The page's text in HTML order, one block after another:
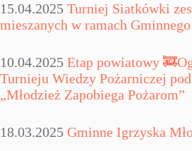
15.04.2025 Turniej Siatkówki
mieszanych w ramach
10.04.2025 Etap powiatowy
Turnieju Wiedzy Pożarniczej pod
„Młodzież Zapobiega Pożarom”
18.03.2025 Gminne Igrzyska